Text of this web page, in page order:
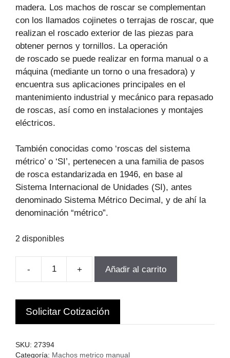
madera. Los machos de roscar se complementan
con los llamados cojinetes o terrajas de roscar, que
realizan el roscado exterior de las piezas para
obtener pernos y tornillos. La operación
de roscado se puede realizar en forma manual o a
máquina (mediante un torno o una fresadora) y
encuentra sus aplicaciones principales en el
mantenimiento industrial y mecánico para repasado
de roscas, así como en instalaciones y montajes
eléctricos.
También conocidas como ‘roscas del sistema
métrico’ o ‘SI’, pertenecen a una familia de pasos
de rosca estandarizada en 1946, en base al
Sistema Internacional de Unidades (SI), antes
denominado Sistema Métrico Decimal, y de ahí la
denominación “métrico”.
2 disponibles
-
JUEGO
MACHOS
HSS
M56-
3PCS
+ Añadir al carrito
Solicitar Cotización
SKU: 27394
Categoría: Machos metrico manual